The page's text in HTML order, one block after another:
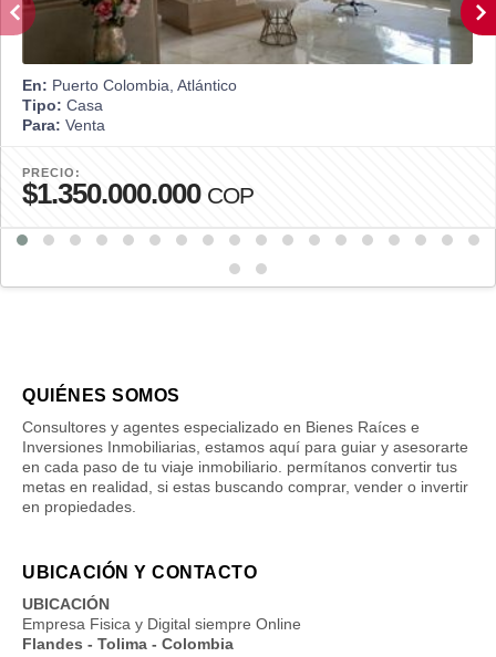
En: Puerto Colombia, Atlántico
Tipo: Casa
Para: Venta
PRECIO:
$1.350.000.000 COP
QUIÉNES SOMOS
Consultores y agentes especializado en Bienes Raíces e
Inversiones Inmobiliarias, estamos aquí para guiar y asesorarte
en cada paso de tu viaje inmobiliario. permítanos convertir tus
metas en realidad, si estas buscando comprar, vender o invertir
en propiedades.
UBICACIÓN Y CONTACTO
UBICACIÓN
Empresa Fisica y Digital siempre Online
Flandes - Tolima - Colombia